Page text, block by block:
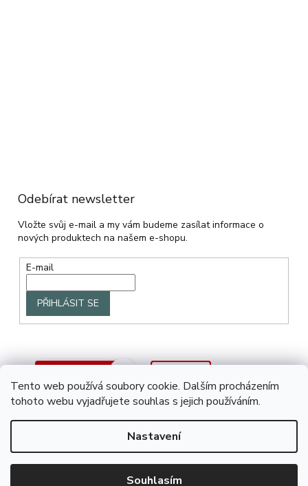
Tento web používá soubory cookie. Dalším procházením
tohoto webu vyjadřujete souhlas s jejich používáním.
Nastavení
Souhlasím
Odebírat newsletter
Vložte svůj e-mail a my vám budeme zasílat informace o
nových produktech na našem e-shopu.
E-mail
PŘIHLÁSIT SE
Vytvořil Shoptet
SAZO.CZ. Všechna práva vyhrazena.